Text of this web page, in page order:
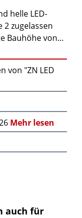
helle LED-
2 zugelassen
Bauhöhe von…
von "ZN LED
Mehr lesen
auch für